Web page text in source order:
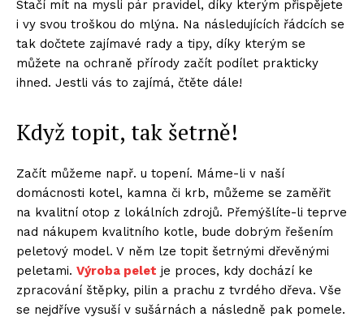
Stačí mít na mysli pár pravidel, díky kterým přispějete
i vy svou troškou do mlýna. Na následujících řádcích se
tak dočtete zajímavé rady a tipy, díky kterým se
můžete na ochraně přírody začít podílet prakticky
ihned. Jestli vás to zajímá, čtěte dále!
Když topit, tak šetrně!
Začít můžeme např. u topení. Máme-li v naší
domácnosti kotel, kamna či krb, můžeme se zaměřit
na kvalitní otop z lokálních zdrojů. Přemýšlíte-li teprve
nad nákupem kvalitního kotle, bude dobrým řešením
peletový model. V něm lze topit šetrnými dřevěnými
peletami. Výroba pelet je proces, kdy dochází ke
zpracování štěpky, pilin a prachu z tvrdého dřeva. Vše
se nejdříve vysuší v sušárnách a následně pak pomele.